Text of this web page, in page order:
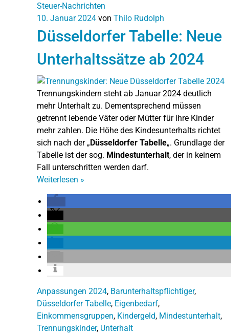
Steuer-Nachrichten
10. Januar 2024 von Thilo Rudolph
Düsseldorfer Tabelle: Neue
Unterhaltssätze ab 2024
Trennungskindern steht ab Januar 2024 deutlich
mehr Unterhalt zu. Dementsprechend müssen
getrennt lebende Väter oder Mütter für ihre Kinder
mehr zahlen. Die Höhe des Kindesunterhalts richtet
sich nach der „Düsseldorfer Tabelle„. Grundlage der
Tabelle ist der sog. Mindestunterhalt, der in keinem
Fall unterschritten werden darf.
Weiterlesen »
Anpassungen 2024, Barunterhaltspflichtiger,
Düsseldorfer Tabelle, Eigenbedarf,
Einkommensgruppen, Kindergeld, Mindestunterhalt,
Trennungskinder, Unterhalt